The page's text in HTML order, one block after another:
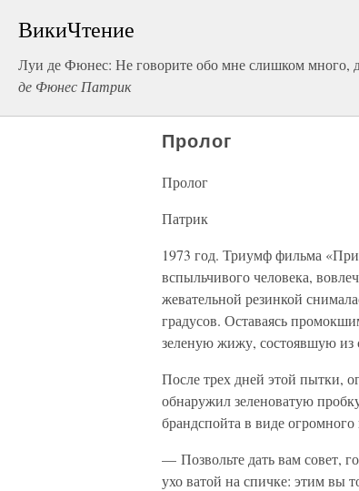
ВикиЧтение
Луи де Фюнес: Не говорите обо мне слишком много,
де Фюнес Патрик
Пролог
Пролог
Патрик
1973 год. Триумф фильма
вспыльчивого человека,
жевательной резинкой
градусов. Оставаясь
зеленую жижу, состоявшую из
После трех дней этой пытки,
обнаружил зеленоватую
брандспойта в виде
— Позвольте дать вам совет,
ухо ватой на спичке: этим вы